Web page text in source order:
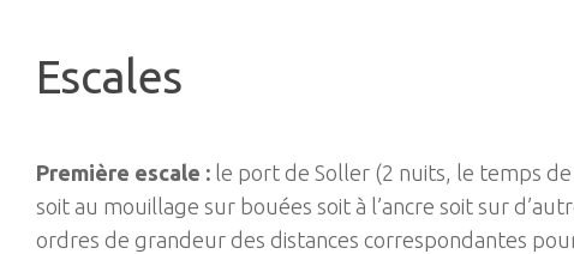
Escales
Première escale : le port de Soller (2 nuits, le temps
soit au mouillage sur bouées soit à l’ancre soit sur
ordres de grandeur des distances correspondantes